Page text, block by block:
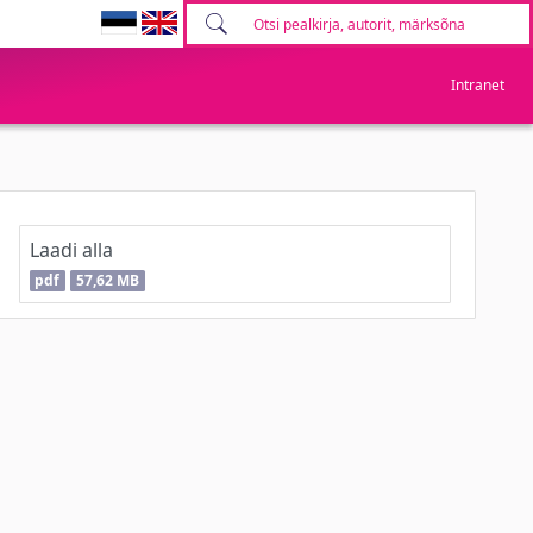
Intranet
Laadi alla
pdf 57,62 MB